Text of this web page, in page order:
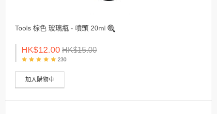
Tools 棕色 玻璃瓶 - 噴頭 20ml
HK$12.00 HK$15.00
230
加入購物車